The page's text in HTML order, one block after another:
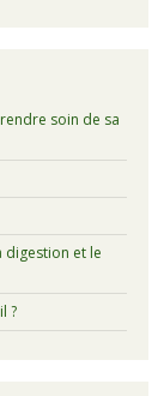
soin de sa
digestion et le
?